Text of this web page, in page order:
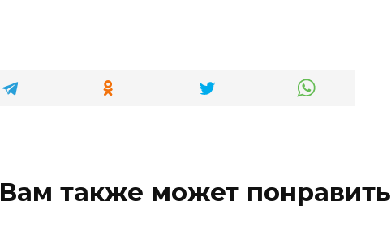
Вам также может